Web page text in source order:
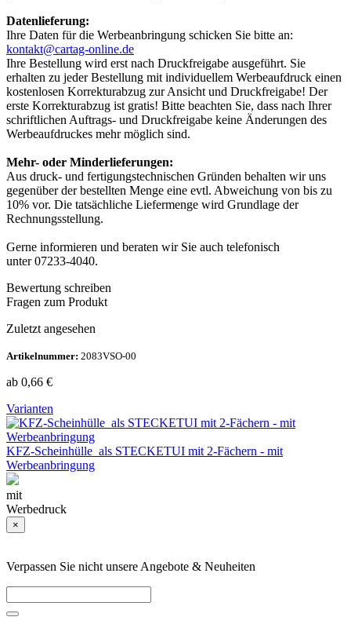
Datenlieferung:
Ihre Daten für die Werbeanbringung schicken Sie bitte an:
kontakt@cartag-online.de
Ihre Bestellung wird erst nach Druckfreigabe ausgeführt. Sie
erhalten zu jeder Bestellung mit individuellem Werbeaufdruck einen
kostenlosen Korrekturabzug zur Ansicht und Druckfreigabe! Der
erste Korrekturabzug ist gratis! Bitte beachten Sie, dass nach Ihrer
schriftlichen Auftrags- und Druckfreigabe keine Änderungen des
Werbeaufdruckes mehr möglich sind.
Mehr- oder Minderlieferungen:
Aus druck- und fertigungstechnischen Gründen behalten wir uns
gegenüber der bestellten Menge eine evtl. Abweichung von bis zu
10% vor. Die tatsächliche Liefermenge wird Grundlage der
Rechnungsstellung.
Gerne informieren und beraten wir Sie auch telefonisch
unter 07233-4040.
Bewertung schreiben
Fragen zum Produkt
Zuletzt angesehen
Artikelnummer: 2083VSO-00
ab 0,66 €
Varianten
KFZ-Scheinhülle als STECKETUI mit 2-Fächern - mit
Werbeanbringung
mit
Werbedruck
×
Verpassen Sie nicht unsere Angebote & Neuheiten